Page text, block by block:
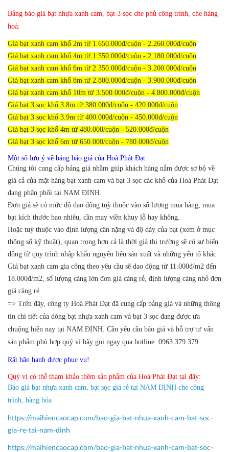
Bảng báo giá bạt nhựa xanh cam, bạt 3 sọc che phủ công trình, che hàng
hoá:
Giá bạt xanh cam khổ 2m từ 1.650.000đ/cuộn - 2.260.000đ/cuộn
Giá bạt xanh cam khổ 4m từ 1.550.000đ/cuộn - 2.180.000đ/cuộn
Giá bạt xanh cam khổ 6m từ 2.350.000đ/cuộn - 3.200.000đ/cuộn
Giá bạt xanh cam khổ 8m từ 2.800.000đ/cuộn - 3.900.000đ/cuộn
Giá bạt xanh cam khổ 10m từ 3.500.000đ/cuộn - 4.800.000đ/cuộn
Giá bạt 3 sọc khổ 3.8m từ 380.000đ/cuộn - 420.000đ/cuộn
Giá bạt 3 sọc khổ 3.9m từ 400.000đ/cuộn - 450.000đ/cuộn
Giá bạt 3 sọc khổ 4m từ 480.000/cuộn - 520.000đ/cuộn
Giá bạt 3 sọc khổ 6m từ 650.000/cuộn - 780.000đ/cuộn
Một số lưu ý về bảng báo giá của Hoà Phát Đạt:
Chúng tôi cung cấp bảng giá nhằm giúp khách hàng nắm được sơ bộ về
giá cả của mặt hàng bạt xanh cam và bạt 3 sọc các khổ của Hoà Phát Đạt
đang phân phối tại NAM ĐỊNH.
Đơn giá sẽ có mức độ dao động tuỳ thuộc vào số lượng mua hàng, mua
bạt kích thước bao nhiêu, cần may viền khuy lỗ hay không.
Hoặc tuỳ thuộc vào định lượng cân nặng và độ dày của bạt (xem ở mục
thông số kỹ thuật), quan trọng hơn cả là thời giá thị trường sẽ có sự biến
động từ quy trình nhập khẩu nguyên liệu sản xuất và những yếu tố khác.
Giá bạt xanh cam gia công theo yêu cầu sẽ dao động từ 11.000đ/m2 đến
18.000đ/m2, số lượng càng lớn đơn giá càng rẻ, định lượng càng nhỏ đơn
giá càng rẻ.
=> Trên đây, công ty Hoà Phát Đạt đã cung cấp bảng giá và những thông
tin chi tiết của dòng bạt nhựa xanh cam và bạt 3 sọc đang được ưa
chuộng hiện nay tại NAM ĐỊNH. Cần yêu cầu báo giá và hỗ trợ tư vấn
sản phẩm phù hợp quý vị hãy gọi ngay qua hotline: 0963.379.379
Rất hân hạnh được phục vụ!
Quý vị có thể tham khảo thêm sản phẩm của Hoà Phát Đạt tại đây:
Báo giá bạt nhựa xanh cam, bạt sọc giá rẻ tại NAM ĐỊNH che công
trình, hàng hóa
https://maihiencaocap.com/bao-gia-bat-nhua-xanh-cam-bat-soc-
gia-re-tai-nam-dinh
https://maihiencaocap.com/bao-gia-bat-nhua-xanh-cam-bat-soc-